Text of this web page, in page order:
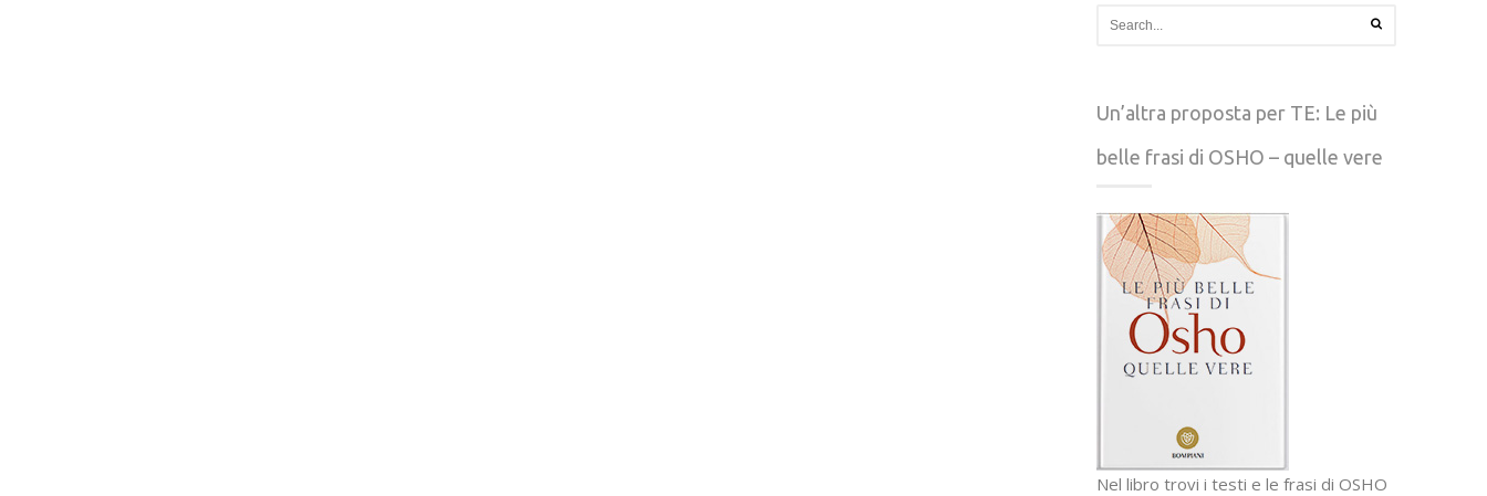
Un’altra proposta per TE: Le più
belle frasi di OSHO – quelle vere
Nel libro trovi i testi e le frasi di OSHO